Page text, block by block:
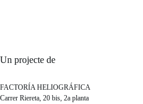
Un projecte de
FACTORÍA HELIOGRÁFICA
Carrer Riereta, 20 bis, 2a planta